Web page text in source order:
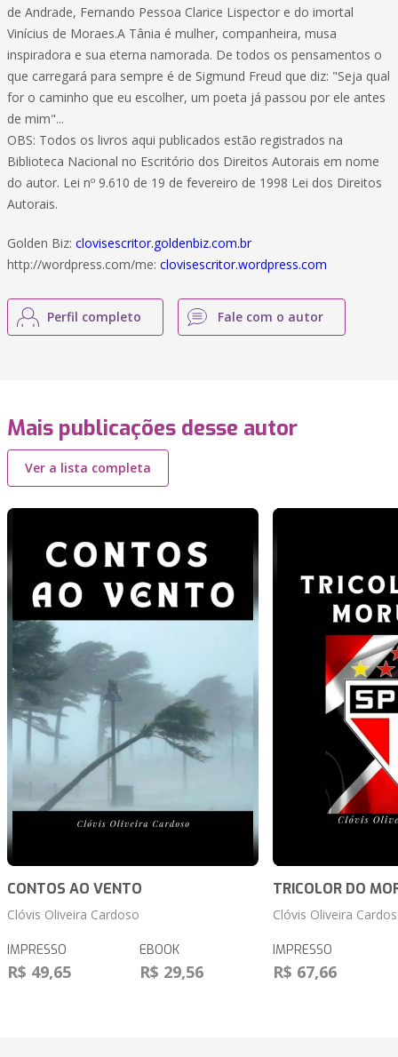
de Andrade, Fernando Pessoa Clarice Lispector e do imortal
Vinícius de Moraes.A Tânia é mulher, companheira, musa
inspiradora e sua eterna namorada. De todos os pensamentos o
que carregará para sempre é de Sigmund Freud que diz: "Seja qual
for o caminho que eu escolher, um poeta já passou por ele antes
de mim"...
OBS: Todos os livros aqui publicados estão registrados na
Biblioteca Nacional no Escritório dos Direitos Autorais em nome
do autor. Lei nº 9.610 de 19 de fevereiro de 1998 Lei dos Direitos
Autorais.
Golden Biz: clovisescritor.goldenbiz.com.br
http://wordpress.com/me: clovisescritor.wordpress.com
Perfil completo Fale com o autor
Mais publicações desse autor
Ver a lista completa
CONTOS AO VENTO
Clóvis Oliveira Cardoso
IMPRESSO
R$ 49,65
EBOOK
R$ 29,56
TRICOLOR DO
Clóvis Oliveira
IMPRESSO
R$ 67,66